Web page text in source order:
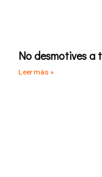
No desmotives a
Leer más »